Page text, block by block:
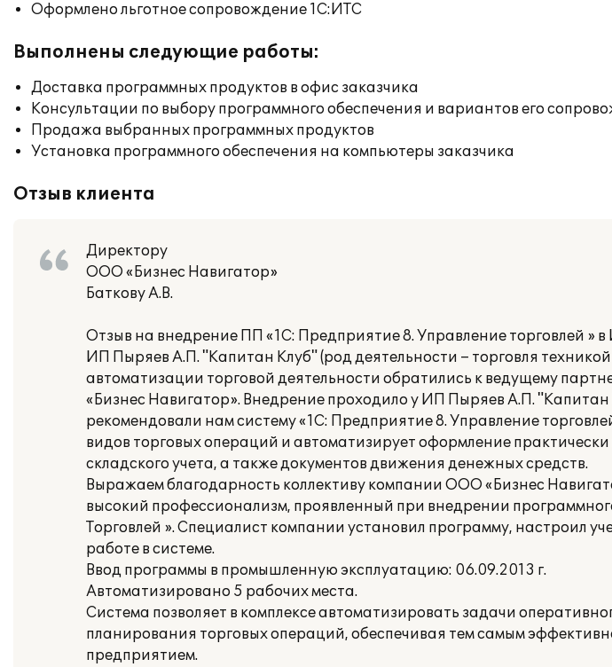
Оформлено льготное сопровождение 1С:ИТС
Выполнены следующие работы:
Доставка программных продуктов в офис заказчика
Консультации по выбору программного обеспечения и вариантов его
Продажа выбранных программных продуктов
Установка программного обеспечения на компьютеры заказчика
Отзыв клиента
Директору
ООО «Бизнес Навигатор»
Баткову А.В.
Отзыв на внедрение ПП «1С: Предприятие 8. Управление торговлей »
ИП Пыряев А.П. "Капитан Клуб" (род деятельности – торговля
автоматизации торговой деятельности обратились к ведущему
«Бизнес Навигатор». Внедрение проходило у ИП Пыряев А.П.
рекомендовали нам систему «1С: Предприятие 8. Управление
видов торговых операций и автоматизирует оформление практически
складского учета, а также документов движения денежных средств.
Выражаем благодарность коллективу компании ООО «Бизнес
высокий профессионализм, проявленный при внедрении
Торговлей ». Специалист компании установил программу, настроил
работе в системе.
Ввод программы в промышленную эксплуатацию: 06.09.2013 г.
Автоматизировано 5 рабочих места.
Система позволяет в комплексе автоматизировать задачи
планирования торговых операций, обеспечивая тем самым
предприятием.